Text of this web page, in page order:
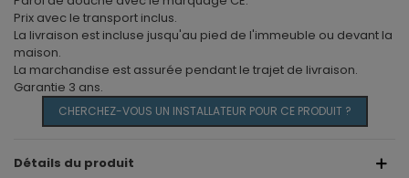
Prix ​​avec le transport inclus.
La livraison est incluse jusqu'au pied de l'immeuble ou devant la
maison.
La marchandise est assurée pendant le trajet de livraison.
Garantie 3 ans.
CHERCHEZ-VOUS UN INSTALLATEUR POUR CE PRODUIT ?
Détails du produit